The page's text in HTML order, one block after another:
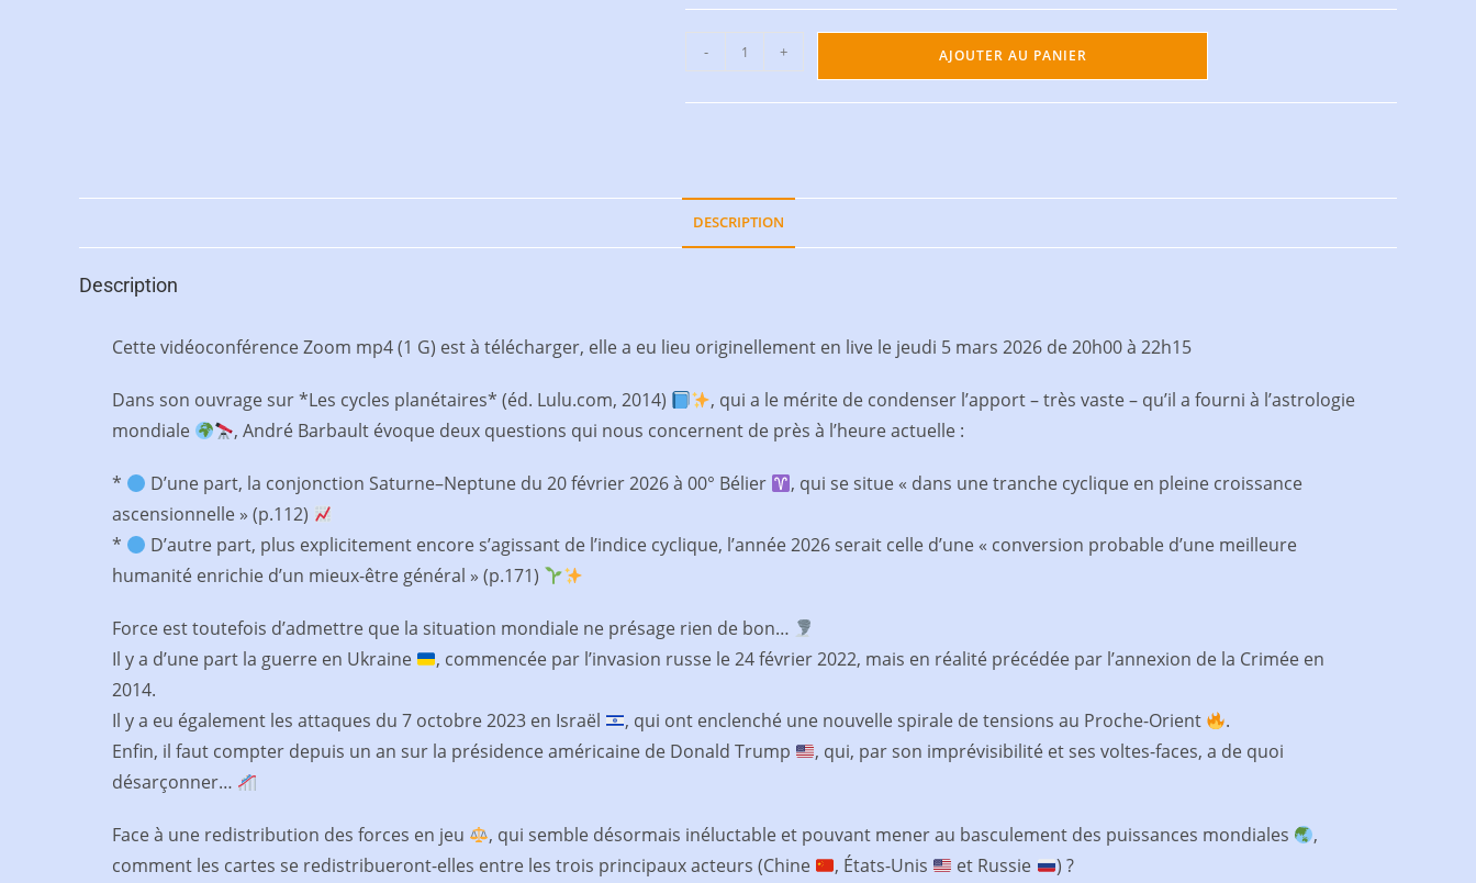
- + AJOUTER AU PANIER
DESCRIPTION
Description
Cette vidéoconférence Zoom mp4 (1 G) est à télécharger, elle a eu lieu originellement en live le jeudi 5 mars 2026 de 20h00 à 22h15
Dans son ouvrage sur *Les cycles planétaires* (éd. Lulu.com, 2014)
, qui a le mérite de condenser l’apport – très vaste – qu’il a fourni à l’astrologie
mondiale
, André Barbault évoque deux questions qui nous concernent de près à l’heure actuelle :
* D’une part, la conjonction Saturne–Neptune du 20 février 2026 à 00° Bélier
, qui se situe « dans une tranche cyclique en pleine croissance
ascensionnelle » (p.112)
*
D’autre part, plus explicitement encore s’agissant de l’indice cyclique, l’année 2026 serait celle d’une « conversion probable d’une meilleure
humanité enrichie d’un mieux-être général » (p.171)
Force est toutefois d’admettre que la situation mondiale ne présage rien de bon…
Il y a d’une part la guerre en Ukraine
, commencée par l’invasion russe le 24 février 2022, mais en réalité précédée par l’annexion de la Crimée en
2014.
Il y a eu également les attaques du 7 octobre 2023 en Israël
, qui ont enclenché une nouvelle spirale de tensions au Proche-Orient
.
Enfin, il faut compter depuis un an sur la présidence américaine de Donald Trump
, qui, par son imprévisibilité et ses voltes-faces, a de quoi
désarçonner…
Face à une redistribution des forces en jeu , qui semble désormais inéluctable et pouvant mener au basculement des puissances mondiales
,
comment les cartes se redistribueront-elles entre les trois principaux acteurs (Chine
, États-Unis et Russie
) ?